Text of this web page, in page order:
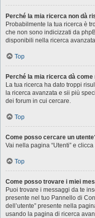
Perché la mia ricerca non dà
Probabilmente la tua ricerca è
che non sono indicizzati da
disponibili nella ricerca
Top
Perché la mia ricerca dà
La tua ricerca ha dato troppi
la ricerca avanzata e sii più
dei forum in cui cercare.
Top
Come posso cercare un
Vai nella pagina “Utenti” e
Top
Come posso trovare i miei
Puoi trovare i messaggi da te
presente nel tuo Pannello di
dell’utente” presente nella
usando la pagina di ricerca